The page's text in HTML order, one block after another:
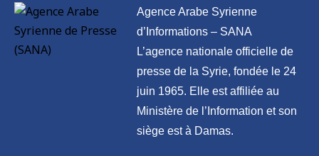
Agence Arabe Syrienne
d’Informations – SANA
L’agence nationale officielle de
presse de la Syrie, fondée le 24
juin 1965. Elle est affiliée au
Ministère de l’Information et son
siège est à Damas.